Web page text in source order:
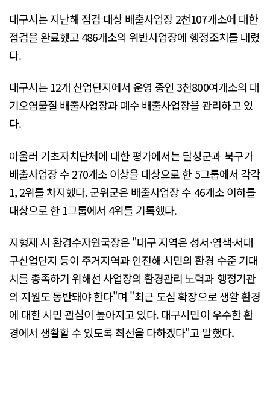
대구시는 지난해 점검 대상 배출사업장 2천107개소에 대한
점검을 완료했고 486개소의 위반사업장에 행정조치를 내렸
다.
대구시는 12개 산업단지에서 운영 중인 3천800여개소의 대
기오염물질 배출사업장과 폐수 배출사업장을 관리하고 있
다.
아울러 기초자치단체에 대한 평가에서는 달성군과 북구가
배출사업장 수 270개소 이상을 대상으로 한 5그룹에서 각각
1, 2위를 차지했다. 군위군은 배출사업장 수 46개소 이하를
대상으로 한 1그룹에서 4위를 기록했다.
지형재 시 환경수자원국장은 "대구 지역은 성서·염색·서대
구산업단지 등이 주거지역과 인전해 시민의 환경 수준 기대
치를 총족하기 위해선 사업장의 환경관리 노력과 행정기관
의 지원도 동반돼야 한다"며 "최근 도심 확장으로 생활 환경
에 대한 시민 관심이 높아지고 있다. 대구시민이 우수한 환
경에서 생활할 수 있도록 최선을 다하겠다"고 말했다.